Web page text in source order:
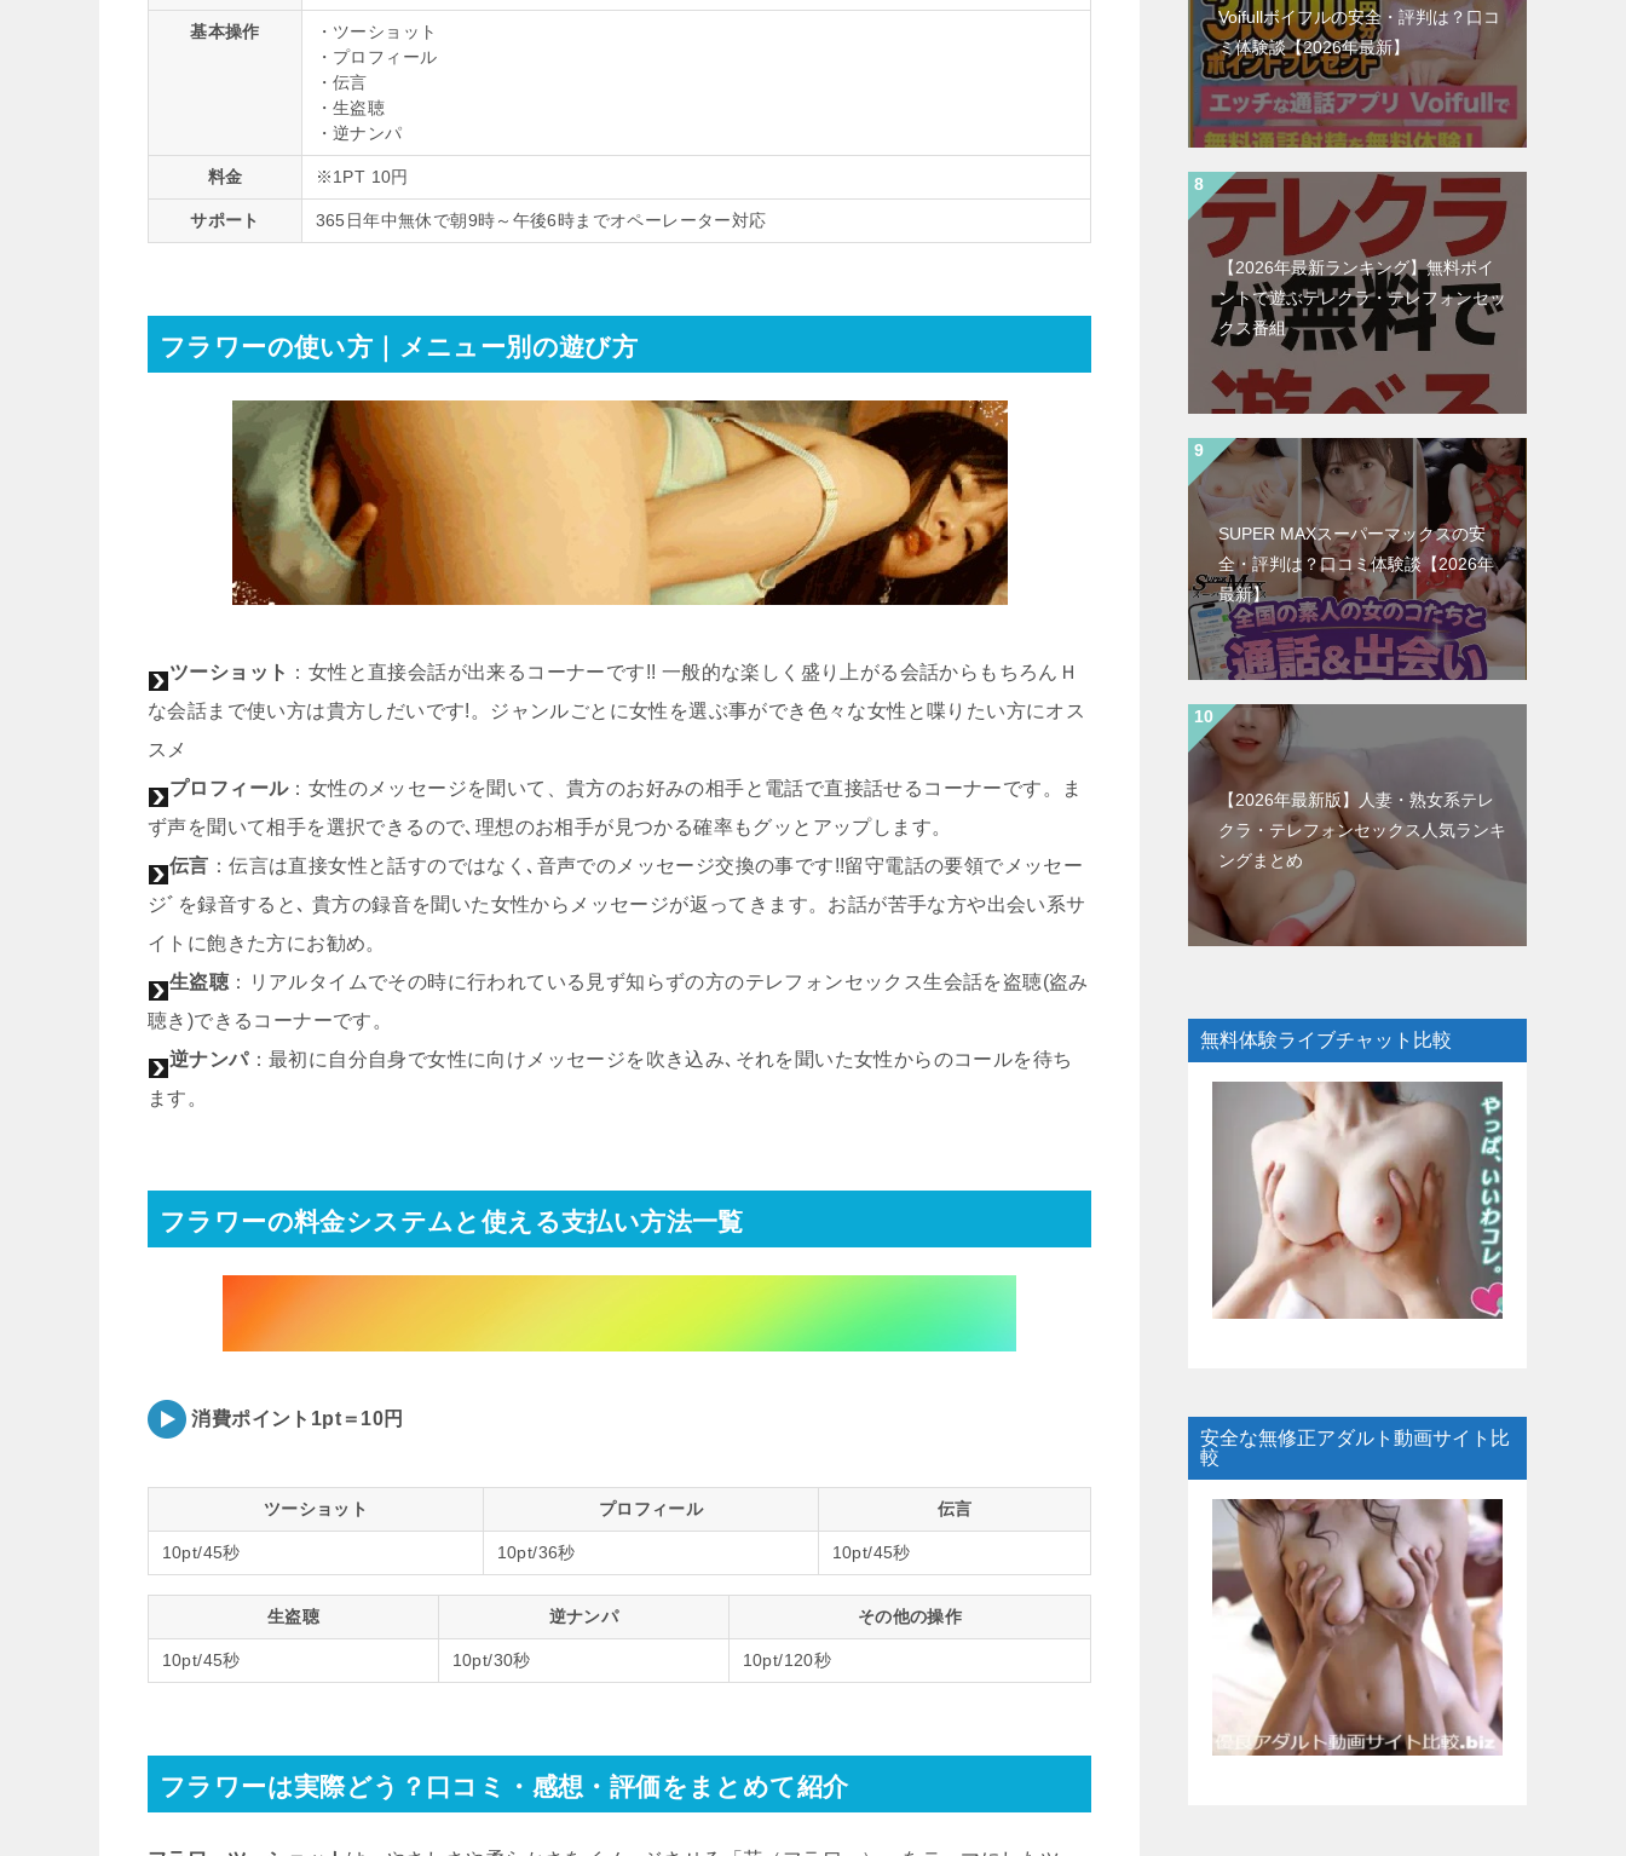
基本操作
・ツーショット
・プロフィール
・伝言
・生盗聴
・逆ナンパ
料金 ※1PT 10円
サポート 365日年中無休で朝9時～午後6時までオペーレーター対応
フラワーの使い方｜メニュー別の遊び方
ツーショット ：女性と直接会話が出来るコーナーです!! 一般的な楽しく盛り上がる会話からもちろんＨ
な会話まで使い方は貴方しだいです!。ジャンルごとに女性を選ぶ事ができ色々な女性と喋りたい方にオス
スメ
プロフィール：女性のメッセージを聞いて、貴方のお好みの相手と電話で直接話せるコーナーです。ま
ず声を聞いて相手を選択できるので､理想のお相手が見つかる確率もグッとアップします。
伝言 ：伝言は直接女性と話すのではなく､音声でのメッセージ交換の事です!!留守電話の要領でメッセー
ジﾞを録音すると､ 貴方の録音を聞いた女性からメッセージが返ってきます。お話が苦手な方や出会い系サ
イトに飽きた方にお勧め。
生盗聴 ：リアルタイムでその時に行われている見ず知らずの方のテレフォンセックス生会話を盗聴(盗み
聴き)できるコーナーです。
逆ナンパ：最初に自分自身で女性に向けメッセージを吹き込み､それを聞いた女性からのコールを待ち
ます。
フラワーの料金システムと使える支払い方法一覧
消費ポイント1pt＝10円
ツーショット プロフィール 伝言
10pt/45秒 10pt/36秒 10pt/45秒
生盗聴 逆ナンパ その他の操作
10pt/45秒 10pt/30秒 10pt/120秒
フラワーは実際どう？口コミ・感想・評価をまとめて紹介
Voifullボイフルの安全・評判は？口コ
ミ体験談【2026年最新】
【2026年最新ランキング】無料ポイ
ントで遊ぶテレクラ・テレフォンセッ
クス番組
SUPER MAXスーパーマックスの安
全・評判は？口コミ体験談【2026年
最新】
【2026年最新版】人妻・熟女系テレ
クラ・テレフォンセックス人気ランキ
ングまとめ
無料体験ライブチャット比較
安全な無修正アダルト動画サイト比
較